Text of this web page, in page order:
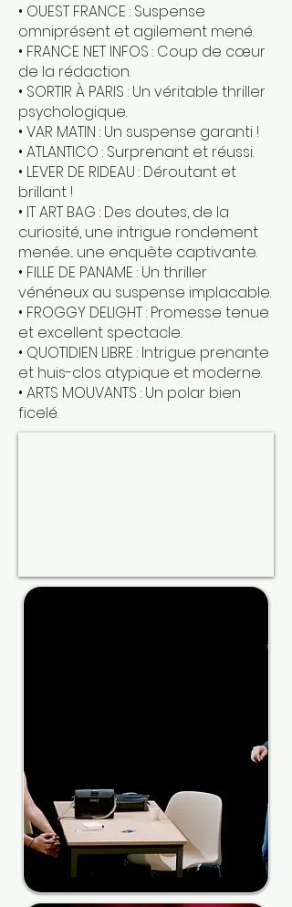
• OUEST FRANCE : Suspense
omniprésent et agilement mené.
• FRANCE NET INFOS : Coup de cœur
de la rédaction.
• SORTIR À PARIS : Un véritable thriller
psychologique.
• VAR MATIN : Un suspense garanti !
• ATLANTICO : Surprenant et réussi.
• LEVER DE RIDEAU : Déroutant et
brillant !
• IT ART BAG : Des doutes, de la
curiosité, une intrigue rondement
menée... une enquête captivante.
• FILLE DE PANAME : Un thriller
vénéneux au suspense implacable.
• FROGGY DELIGHT : Promesse tenue
et excellent spectacle.
• QUOTIDIEN LIBRE : Intrigue prenante
et huis-clos atypique et moderne.
• ARTS MOUVANTS : Un polar bien
ficelé.